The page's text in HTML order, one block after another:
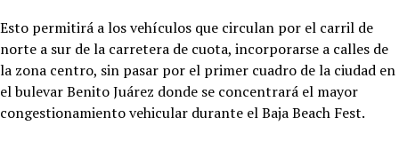
Esto permitirá a los vehículos que circulan por el carril de
norte a sur de la carretera de cuota, incorporarse a calles de
la zona centro, sin pasar por el primer cuadro de la ciudad en
el bulevar Benito Juárez donde se concentrará el mayor
congestionamiento vehicular durante el Baja Beach Fest.